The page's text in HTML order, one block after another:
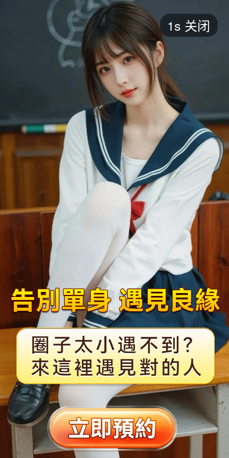
短剧
最热 添加 评分
都市 甜宠 逆袭 玄幻
2025 2024 2023 2022
全部 大陆 香港 台湾 美国 韩国 日本
1s 关闭